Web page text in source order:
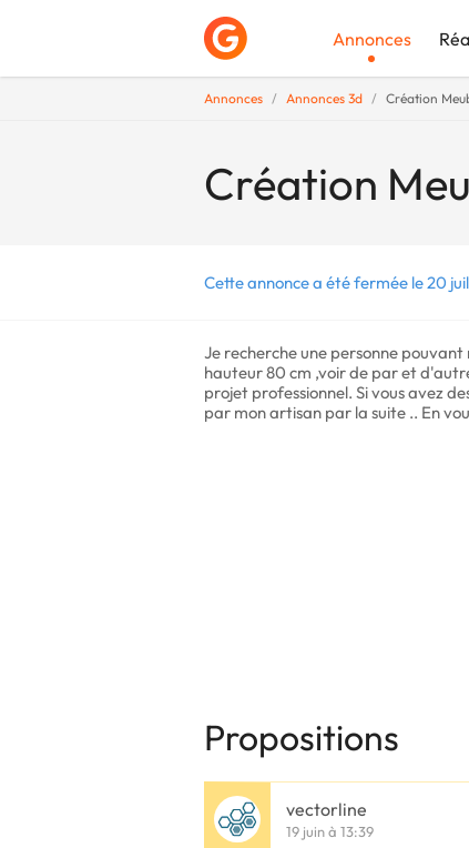
Annonces
Annonces Annonces 3d Création
Création
Cette annonce a été fermée le 20
Je recherche une personne
hauteur 80 cm ,voir de par et
projet professionnel. Si vous avez
par mon artisan par la suite .. En
Propositions
vectorline
19 juin à 13:39